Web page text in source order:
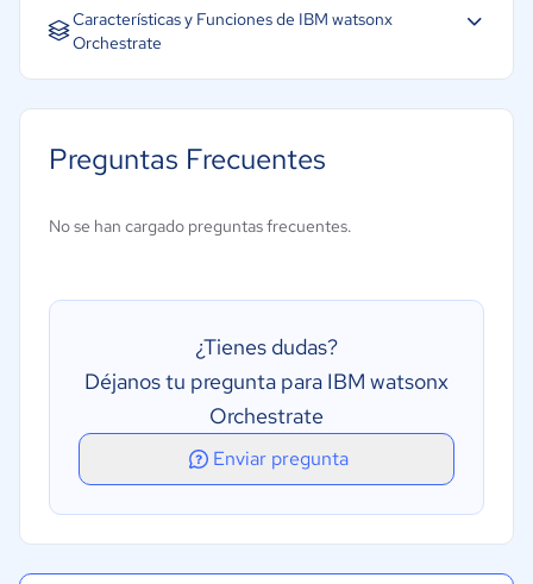
Español Inglés Portugués
Características y Funciones de IBM watsonx
Orchestrate
Integración con sistemas empresariales
Preguntas Frecuentes
No se han cargado preguntas frecuentes.
¿Tienes dudas?
Déjanos tu pregunta para IBM watsonx
Orchestrate
Enviar pregunta